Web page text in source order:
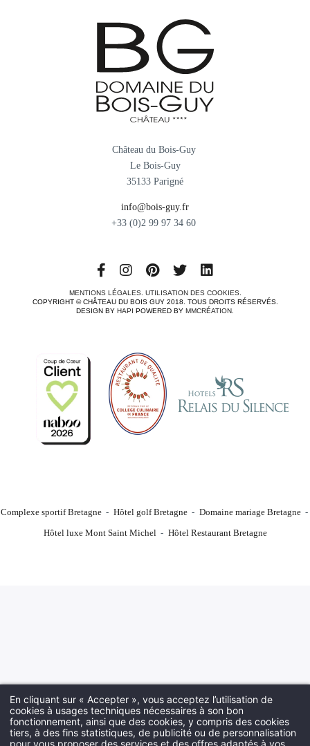
Château du Bois-Guy
Le Bois-Guy
35133 Parigné
info@bois-guy.fr
+33 (0)2 99 97 34 60
MENTIONS LÉGALES. UTILISATION DES COOKIES.
COPYRIGHT © CHÂTEAU DU BOIS GUY 2018. TOUS DROITS RÉSERVÉS.
DESIGN BY HAPI POWERED BY MMCRÉATION.
Complexe sportif Bretagne Hôtel golf Bretagne Domaine mariage Bretagne
Hôtel luxe Mont Saint Michel Hôtel Restaurant Bretagne
En cliquant sur « Accepter », vous acceptez l’utilisation de
cookies à usages techniques nécessaires à son bon
fonctionnement, ainsi que des cookies, y compris des cookies
tiers, à des fins statistiques, de publicité ou de personnalisation
pour vous proposer des services et des offres adaptés à vos